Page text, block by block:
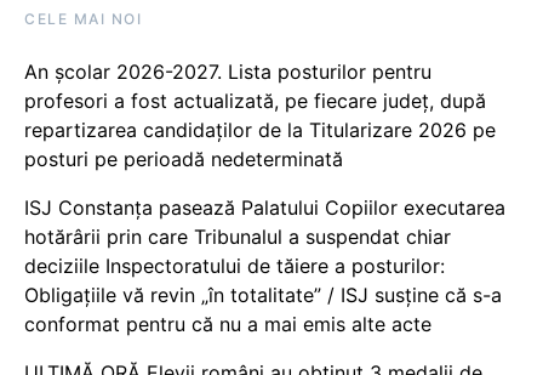
CELE MAI NOI
An școlar 2026-2027. Lista posturilor pentru
profesori a fost actualizată, pe fiecare județ, după
repartizarea candidaților de la Titularizare 2026 pe
posturi pe perioadă nedeterminată
ISJ Constanța pasează Palatului Copiilor executarea
hotărârii prin care Tribunalul a suspendat chiar
deciziile Inspectoratului de tăiere a posturilor:
Obligațiile vă revin „în totalitate” / ISJ susține că s-a
conformat pentru că nu a mai emis alte acte